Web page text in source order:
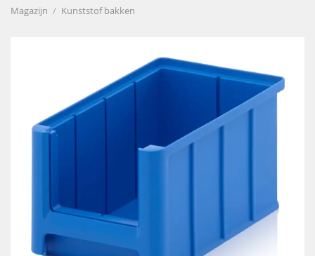
Magazijn / Kunststof bakken